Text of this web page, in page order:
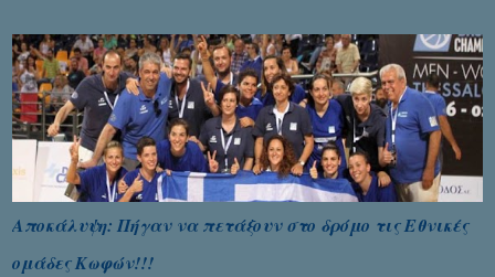
Αποκάλυψη: Πήγαν να πετάξουν στο δρόμο τις Εθνικές
ομάδες Κωφών!!!